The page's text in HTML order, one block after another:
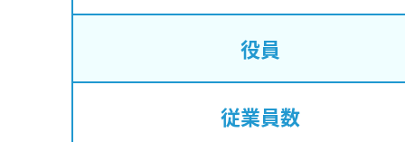
役員
従業員数